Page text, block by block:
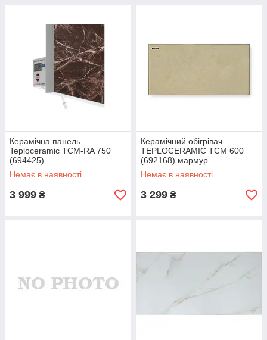
Керамічна панель
Teploceramic TCM-RA 750
(694425)
Немає в наявності
3 999 ₴
Керамічний обігрівач
TEPLOCERAMIC TCM 600
(692168) мармур
Немає в наявності
3 299 ₴